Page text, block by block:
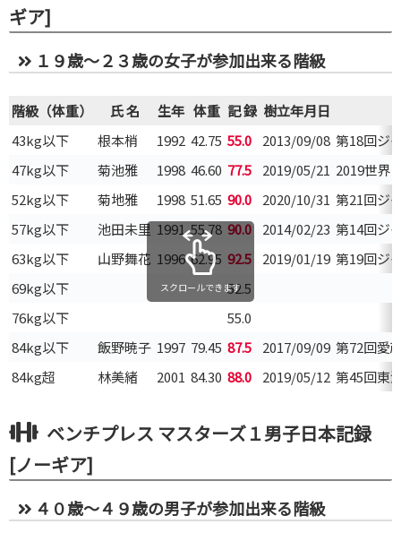
ギア]
１９歳～２３歳の女子が参加出来る階級
階級（体重） 氏 名 生年 体重 記 録 樹立年月日
43kg以下
根本梢 1992 42.75 55.0 2013/09/08 第18回ジ
47kg以下
菊池雅 1998 46.60 77.5 2019/05/21 2019世界
52kg以下
菊地雅 1998 51.65 90.0 2020/10/31 第21回ジ
57kg以下
池田未里 1991 55.78 90.0 2014/02/23 第14回ジ
63kg以下
山野舞花 1996 62.95 92.5 2019/01/19 第19回ジ
69kg以下
52.5
76kg以下
55.0
84kg以下
飯野暁子 1997 79.45 87.5 2017/09/09 第72回愛
84kg超
林美緒 2001 84.30 88.0 2019/05/12 第45回東
スクロールできます
ベンチプレス マスターズ１男子日本記録
[ノーギア]
４０歳～４９歳の男子が参加出来る階級